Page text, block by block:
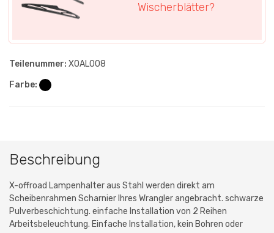
Wischerblätter?
Teilenummer: XOAL008
Farbe:
Beschreibung
X-offroad Lampenhalter aus Stahl werden direkt am
Scheibenrahmen Scharnier Ihres Wrangler angebracht. schwarze
Pulverbeschichtung. einfache Installation von 2 Reihen
Arbeitsbeleuchtung. Einfache Installation, kein Bohren oder